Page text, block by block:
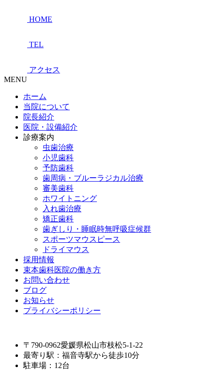
HOME
TEL
アクセス
MENU
ホーム
当院について
院長紹介
医院・設備紹介
診療案内
虫歯治療
小児歯科
予防歯科
歯周病・ブルーラジカル治療
審美歯科
ホワイトニング
入れ歯治療
矯正歯科
歯ぎしり・睡眠時無呼吸症候群
スポーツマウスピース
ドライマウス
採用情報
束本歯科医院の働き方
お問い合わせ
ブログ
お知らせ
プライバシーポリシー
〒790-0962愛媛県松山市枝松5-1-22
最寄り駅：福音寺駅から徒歩10分
駐車場：12台